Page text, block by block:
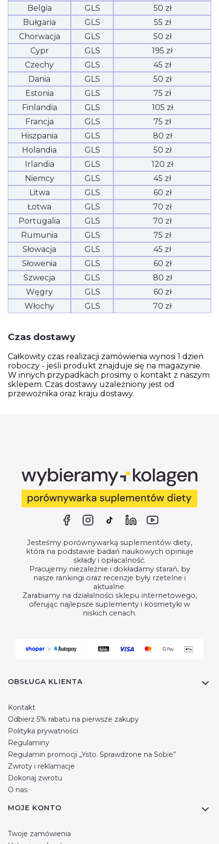
Belgia
GLS
50 zł
Bułgaria
GLS
55 zł
Chorwacja
GLS
50 zł
Cypr
GLS
195 zł
Czechy
GLS
45 zł
Dania
GLS
50 zł
Estonia
GLS
75 zł
Finlandia
GLS
105 zł
Francja
GLS
75 zł
Hiszpania
GLS
80 zł
Holandia
GLS
50 zł
Irlandia
GLS
120 zł
Niemcy
GLS
45 zł
Litwa
GLS
60 zł
Łotwa
GLS
70 zł
Portugalia
GLS
70 zł
Rumunia
GLS
75 zł
Słowacja
GLS
45 zł
Słowenia
GLS
60 zł
Szwecja
GLS
80 zł
Węgry
GLS
60 zł
Włochy
GLS 70 zł
Czas dostawy
Całkowity czas realizacji zamówienia wynosi 1 dzień
roboczy - jeśli produkt znajduje się na magazynie.
W innych przypadkach prosimy o kontakt z naszym
sklepem. Czas dostawy uzależniony jest od
przewoźnika oraz kraju dostawy.
Jesteśmy porównywarką suplementów diety,
która na podstawie badań naukowych opiniuje
składy i opłacalność.
Pracujemy niezależnie i dokładamy starań, by
nasze rankingi oraz recenzje były rzetelne i
aktualne.
Zarabiamy na działalności sklepu internetowego,
oferując najlepsze suplementy i kosmetyki w
niskich cenach.
Linki w stopce
OBSŁUGA KLIENTA
Kontakt
Odbierz 5% rabatu na pierwsze zakupy
Polityka prywatności
Regulaminy
Regulamin promocji „Ysto. Sprawdzone na Sobie”
Zwroty i reklamacje
Dokonaj zwrotu
O nas
MOJE KONTO
Twoje zamówienia